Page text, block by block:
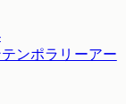
テンポラリーアー